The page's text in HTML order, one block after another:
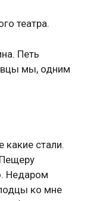
театра.
Петь
мы, одним
стали.
Недаром
ко мне